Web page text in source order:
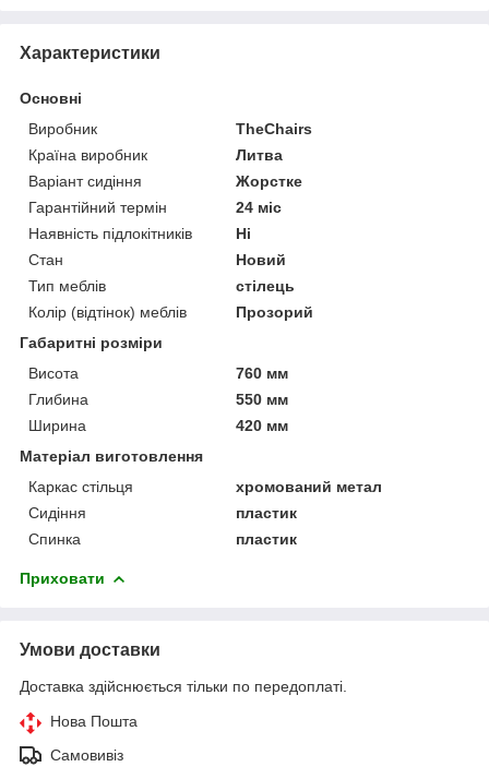
Характеристики
Основні
Виробник
TheChairs
Країна виробник
Литва
Варіант сидіння
Жорстке
Гарантійний термін
24 міс
Наявність підлокітників
Ні
Стан
Новий
Тип меблів
стілець
Колір (відтінок) меблів
Прозорий
Габаритні розміри
Висота
760 мм
Глибина
550 мм
Ширина
420 мм
Матеріал виготовлення
Каркас стільця
хромований метал
Сидіння
пластик
Спинка
пластик
Приховати
Умови доставки
Доставка здійснюється тільки по передоплаті.
Нова Пошта
Самовивіз